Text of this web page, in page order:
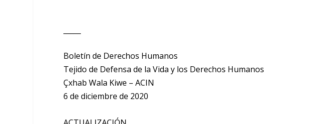
Boletín de Derechos Humanos
Tejido de Defensa de la Vida y los Derechos Humanos
Çxhab Wala Kiwe – ACIN
6 de diciembre de 2020